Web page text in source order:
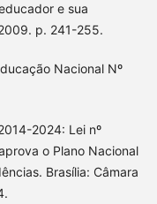
e sua
p. 241-255.
Nacional Nº
2024: Lei nº
o Plano Nacional
Brasília: Câmara